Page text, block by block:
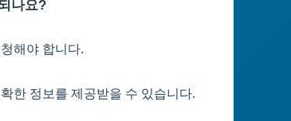
나요?
해야 합니다.
한 정보를 제공받을 수 있습니다.